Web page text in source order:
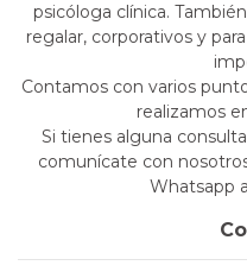
psicóloga clínica.
regalar, corporativos y
Contamos con varios
realizamos
Si tienes alguna
comunícate con
Whatsapp